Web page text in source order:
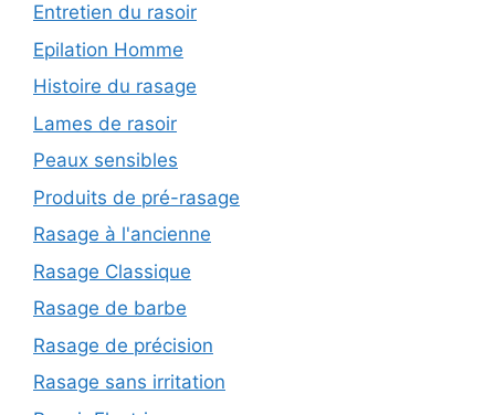
Entretien du rasoir
Epilation Homme
Histoire du rasage
Lames de rasoir
Peaux sensibles
Produits de pré-rasage
Rasage à l'ancienne
Rasage Classique
Rasage de barbe
Rasage de précision
Rasage sans irritation